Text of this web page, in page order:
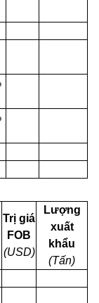
Trị giá
FOB
(USD)
Lượng
xuất
khẩu
(Tấn)